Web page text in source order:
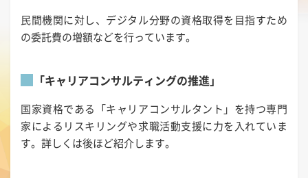
民間機関に対し、デジタル分野の資格取得を目指すため
の委託費の増額などを行っています。
「キャリアコンサルティングの推進」
国家資格である「キャリアコンサルタント」を持つ専門
家によるリスキリングや求職活動支援に力を入れていま
す。詳しくは後ほど紹介します。